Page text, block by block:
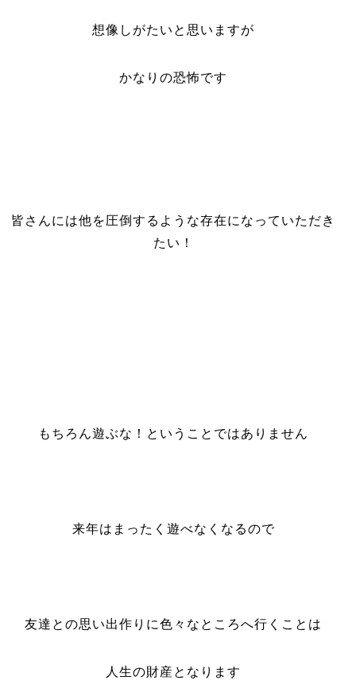
想像しがたいと思いますが
かなりの恐怖です
皆さんには他を圧倒するような存在になっていただき
たい！
もちろん遊ぶな！ということではありません
来年はまったく遊べなくなるので
友達との思い出作りに色々なところへ行くことは
人生の財産となります